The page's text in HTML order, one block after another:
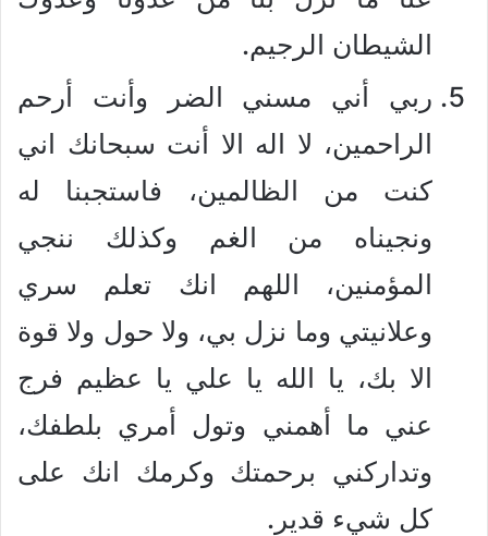
الشيطان الرجيم.
ربي أني مسني الضر وأنت أرحم
الراحمين، لا اله الا أنت سبحانك اني
كنت من الظالمين، فاستجبنا له
ونجيناه من الغم وكذلك ننجي
المؤمنين، اللهم انك تعلم سري
وعلانيتي وما نزل بي، ولا حول ولا قوة
الا بك، يا الله يا علي يا عظيم فرج
عني ما أهمني وتول أمري بلطفك،
وتداركني برحمتك وكرمك انك على
كل شيء قدير.